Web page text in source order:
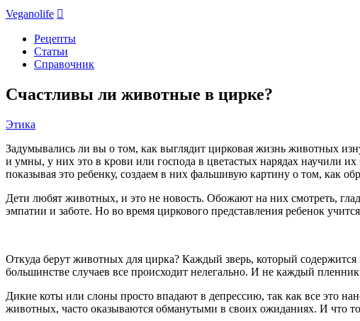
Veganolife 
Рецепты
Статьи
Справочник
Счастливы ли животные в цирке?
Этика
Задумывались ли вы о том, как выглядит цирковая жизнь животных
и умны, у них это в крови или господа в цветастых нарядах научили
показывая это ребенку, создаем в них фальшивую картину о том, как
Дети любят животных, и это не новость. Обожают на них смотреть,
эмпатии и заботе. Но во время циркового представления ребенок
Откуда берут животных для цирка? Каждый зверь, который
большинстве случаев все происходит нелегально. И не каждый
Дикие коты или слоны просто впадают в депрессию, так как все это
животных, часто оказываются обманутыми в своих ожиданиях. И что